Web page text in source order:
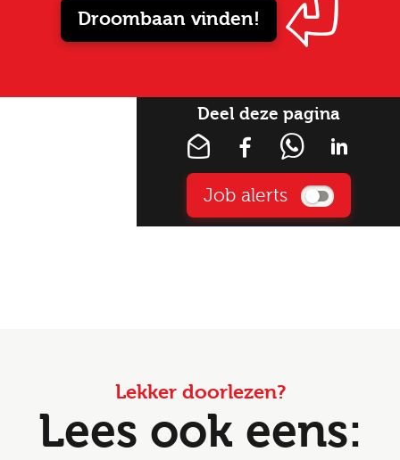
Droombaan vinden!
Deel deze pagina
Job alerts
Lekker doorlezen?
Lees ook eens: